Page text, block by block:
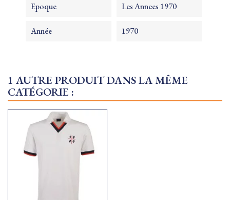
Epoque Les Annees 1970
Année 1970
1 AUTRE PRODUIT DANS LA MÊME
CATÉGORIE :